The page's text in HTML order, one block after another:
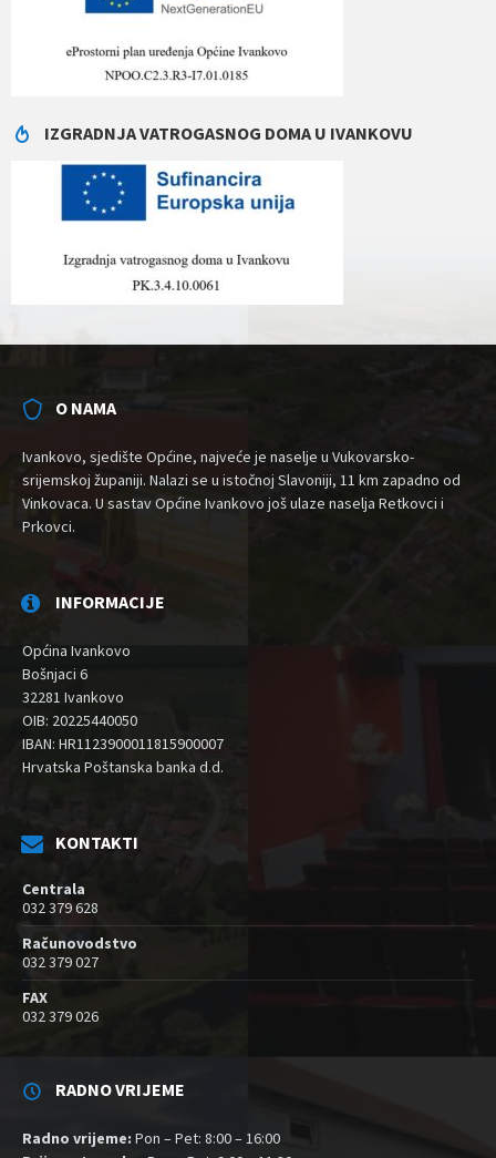
IZGRADNJA VATROGASNOG DOMA U IVANKOVU
O NAMA
Ivankovo, sjedište Općine, najveće je naselje u Vukovarsko-
srijemskoj županiji. Nalazi se u istočnoj Slavoniji, 11 km zapadno od
Vinkovaca. U sastav Općine Ivankovo još ulaze naselja Retkovci i
Prkovci.
INFORMACIJE
Općina Ivankovo
Bošnjaci 6
32281 Ivankovo
OIB: 20225440050
IBAN: HR1123900011815900007
Hrvatska Poštanska banka d.d.
KONTAKTI
Centrala
032 379 628
Računovodstvo
032 379 027
FAX
032 379 026
RADNO VRIJEME
Radno vrijeme: Pon – Pet: 8:00 – 16:00